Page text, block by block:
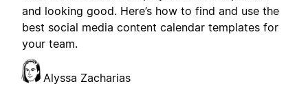
and looking good. Here’s how to find and use the
best social media content calendar templates for
your team.
Alyssa Zacharias